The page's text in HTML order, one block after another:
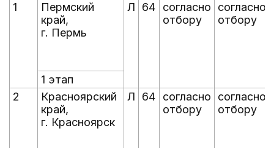
1
Пермский
край,
г. Пермь
Л 64
согласно
отбору
согласно
отбору
1 этап
2
Красноярский
край,
г. Красноярск
Л 64
согласно
отбору
согласно
отбору